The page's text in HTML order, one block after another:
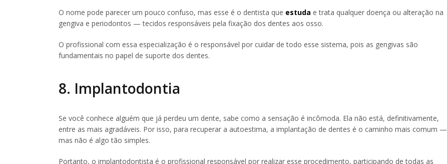
O nome pode parecer um pouco confuso, mas esse é o dentista que estuda e trata qualquer doença ou alteração na
gengiva e periodontos — tecidos responsáveis pela fixação dos dentes aos osso.
O profissional com essa especialização é o responsável por cuidar de todo esse sistema, pois as gengivas são
fundamentais no papel de suporte dos dentes.
8. Implantodontia
Se você conhece alguém que já perdeu um dente, sabe como a sensação é incômoda. Ela não está, definitivamente,
entre as mais agradáveis. Por isso, para recuperar a autoestima, a implantação de dentes é o caminho mais comum —
mas não é algo tão simples.
Portanto, o implantodontista é o profissional responsável por realizar esse procedimento, participando de todas as